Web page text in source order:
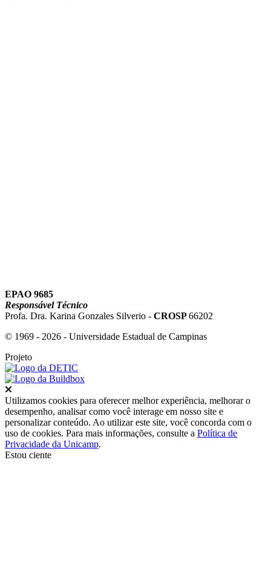
EPAO 9685
Responsável Técnico
Profa. Dra. Karina Gonzales Silverio - CROSP66202
© 1969 - 2026 - Universidade Estadual de Campinas
Projeto
Utilizamos cookies para oferecer melhor experiência, melhorar o
desempenho, analisar como você interage em nosso site e
personalizar conteúdo. Ao utilizar este site, você concorda com o
uso de cookies. Para mais informações, consulte a Política de
Privacidade da Unicamp.
Estou ciente